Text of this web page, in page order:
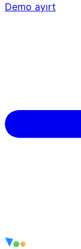
Demo ayırt